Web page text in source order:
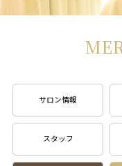
サロン情報
スタッフ